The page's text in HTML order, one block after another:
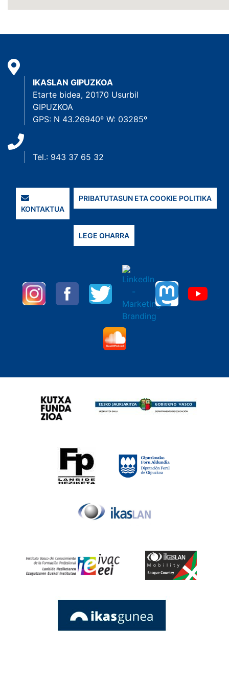
IKASLAN GIPUZKOA
Etarte bidea, 20170 Usurbil
GIPUZKOA
GPS: N 43.26940º W: 03285º
Tel.: 943 37 65 32
KONTAKTUA
PRIBATUTASUN ETA COOKIE POLITIKA
LEGE OHARRA